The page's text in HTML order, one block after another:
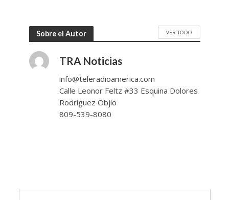
Sobre el Autor VER TODO
TRA Noticias
info@teleradioamerica.com
Calle Leonor Feltz #33 Esquina Dolores
Rodríguez Objio
809-539-8080